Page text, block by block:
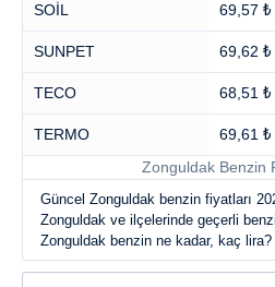
SOİL 69,57 ₺
SUNPET 69,62 ₺
TECO 68,51 ₺
TERMO 69,61 ₺
Zonguldak Benzin
Güncel Zonguldak benzin fiyatları
Zonguldak ve ilçelerinde geçerli
Zonguldak benzin ne kadar, kaç lira?